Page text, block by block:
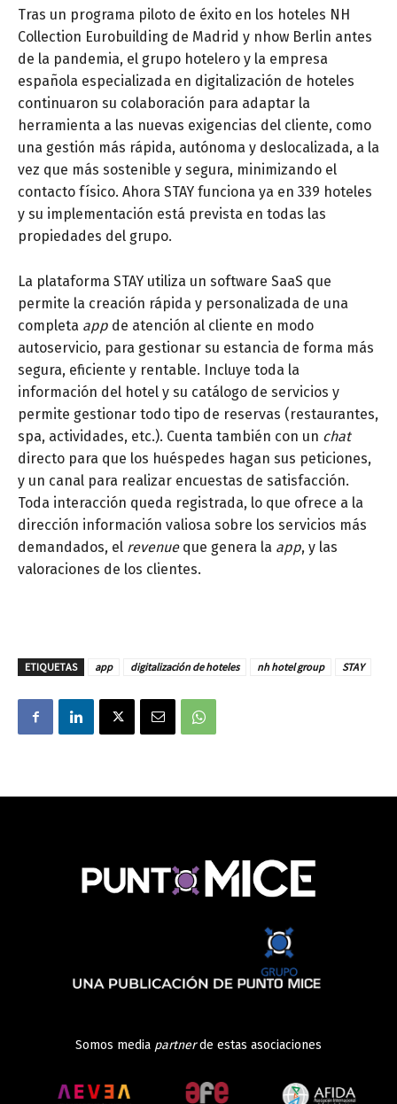
Tras un programa piloto de éxito en los hoteles NH
Collection Eurobuilding de Madrid y nhow Berlin antes
de la pandemia, el grupo hotelero y la empresa
española especializada en digitalización de hoteles
continuaron su colaboración para adaptar la
herramienta a las nuevas exigencias del cliente, como
una gestión más rápida, autónoma y deslocalizada, a la
vez que más sostenible y segura, minimizando el
contacto físico. Ahora STAY funciona ya en 339 hoteles
y su implementación está prevista en todas las
propiedades del grupo.
La plataforma STAY utiliza un software SaaS que
permite la creación rápida y personalizada de una
completa app de atención al cliente en modo
autoservicio, para gestionar su estancia de forma más
segura, eficiente y rentable. Incluye toda la
información del hotel y su catálogo de servicios y
permite gestionar todo tipo de reservas (restaurantes,
spa, actividades, etc.). Cuenta también con un chat
directo para que los huéspedes hagan sus peticiones,
y un canal para realizar encuestas de satisfacción.
Toda interacción queda registrada, lo que ofrece a la
dirección información valiosa sobre los servicios más
demandados, el revenueque genera la app, y las
valoraciones de los clientes.
ETIQUETAS app digitalización de hoteles nh hotel group STAY
Somos media partnerde estas asociaciones